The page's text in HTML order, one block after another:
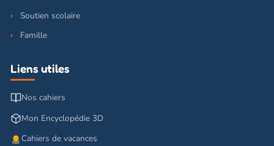
Soutien scolaire
Famille
Liens utiles
Nos cahiers
Mon Encyclopédie 3D
Cahiers de vacances